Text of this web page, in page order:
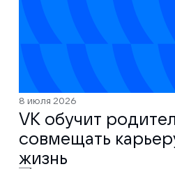
8 июля 2026
VK обучит
совмещать
жизнь